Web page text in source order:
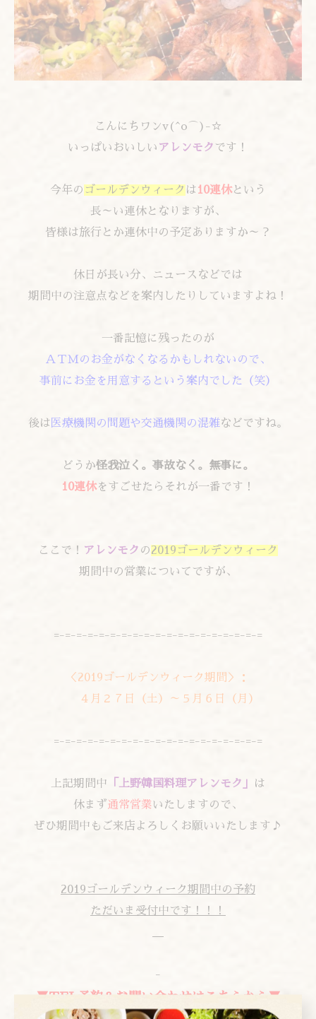
こんにちワンv(^o⌒)-☆
いっぱいおいしい アレンモク です！
今年の ゴールデンウィーク は10連休という
長～い連休となりますが、
皆様は旅行とか連休中の予定ありますか～？
休日が長い分、ニュースなどでは
期間中の注意点などを案内したりしていますよね！
一番記憶に残ったのが
ＡＴＭのお金がなくなるかもしれないので、
事前にお金を用意するという案内でした（笑）
後は 医療機関の問題や交通機関の混雑などですね。
どうか怪我泣く。事故なく。無事に。
10連休をすごせたらそれが一番です！
ここで！ アレンモク の2019ゴールデンウィーク
期間中の営業についてですが、
=-=-=-=-=-=-=-=-=-=-=-=-=-=-=-=-=-=-=
＜2019ゴールデンウィーク期間＞：
４月２７日（土）～５月６日（月）
=-=-=-=-=-=-=-=-=-=-=-=-=-=-=-=-=-=-=
上記期間中 「上野韓国料理アレンモク」
は
休まず通常営業いたしますので、
ぜひ期間中もご来店よろしくお願いいたします♪
2019ゴールデンウィーク期間中の予約
ただいま受付中です！！！
-
▼TEL予約＆お問い合わせはこちらから▼